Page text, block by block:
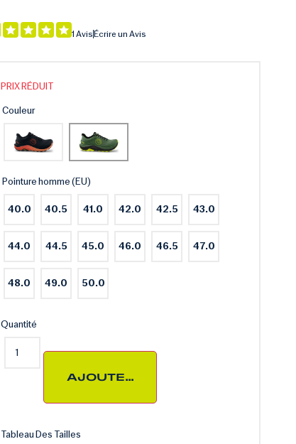
1 AvisÉcrire un Avis
PRIX RÉDUIT
Couleur
Pointure homme (EU)
40.0 40.5 41.0 42.0 42.5 43.0
44.0 44.5 45.0 46.0 46.5 47.0
48.0 49.0 50.0
Quantité
AJOUTER AU PANIER
Tableau Des Tailles